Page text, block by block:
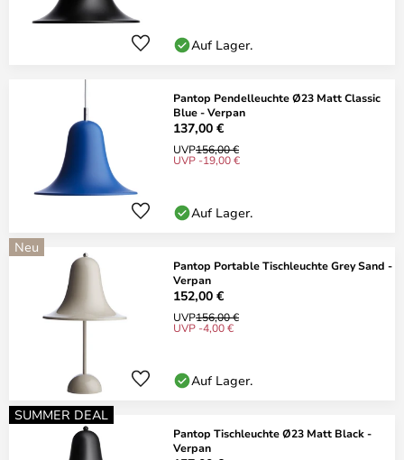
Auf Lager.
Pantop Pendelleuchte Ø23 Matt Classic
Blue - Verpan
137,00 €
UVP156,00 €
UVP -19,00 €
Auf Lager.
Neu
Pantop Portable Tischleuchte Grey Sand -
Verpan
152,00 €
UVP156,00 €
UVP -4,00 €
Auf Lager.
SUMMER DEAL
Pantop Tischleuchte Ø23 Matt Black -
Verpan